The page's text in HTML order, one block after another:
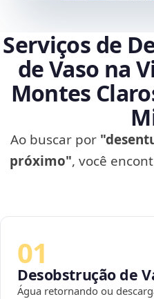
Serviços de
de Vaso na
Montes
Ao buscar por
próximo", você
01
Desobstrução de
Água retornando ou